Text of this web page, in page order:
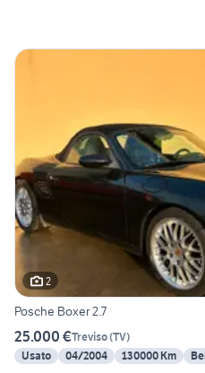
2
Posche Boxer 2.7
25.000 €Treviso(TV)
Usato
04/2004 130000 Km